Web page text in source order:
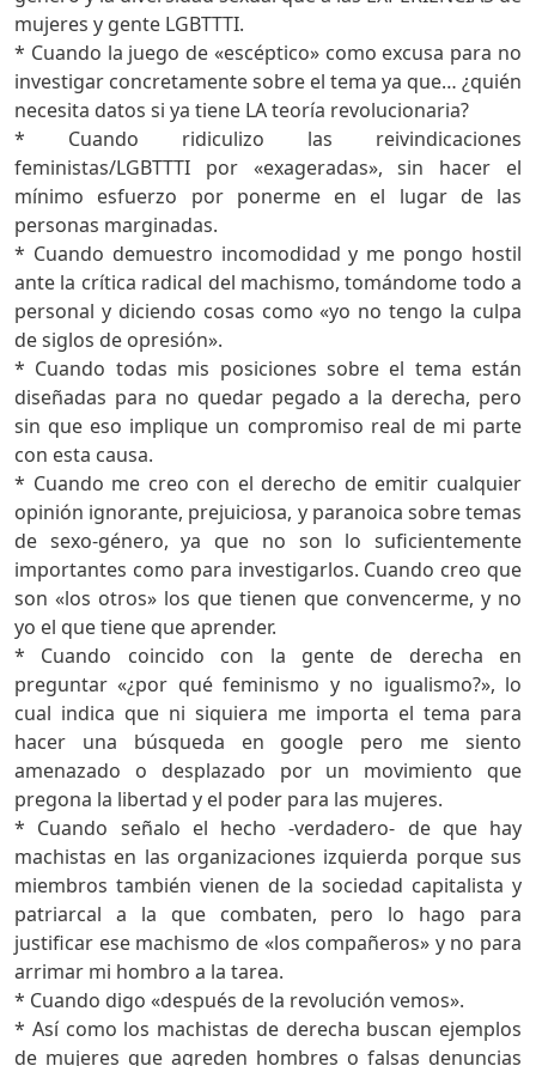
mujeres y gente LGBTTTI.
* Cuando la juego de «escéptico» como excusa para no
investigar concretamente sobre el tema ya que… ¿quién
necesita datos si ya tiene LA teoría revolucionaria?
* Cuando ridiculizo las reivindicaciones
feministas/LGBTTTI por «exageradas», sin hacer el
mínimo esfuerzo por ponerme en el lugar de las
personas marginadas.
* Cuando demuestro incomodidad y me pongo hostil
ante la crítica radical del machismo, tomándome todo a
personal y diciendo cosas como «yo no tengo la culpa
de siglos de opresión».
* Cuando todas mis posiciones sobre el tema están
diseñadas para no quedar pegado a la derecha, pero
sin que eso implique un compromiso real de mi parte
con esta causa.
* Cuando me creo con el derecho de emitir cualquier
opinión ignorante, prejuiciosa, y paranoica sobre temas
de sexo-género, ya que no son lo suficientemente
importantes como para investigarlos. Cuando creo que
son «los otros» los que tienen que convencerme, y no
yo el que tiene que aprender.
* Cuando coincido con la gente de derecha en
preguntar «¿por qué feminismo y no igualismo?», lo
cual indica que ni siquiera me importa el tema para
hacer una búsqueda en google pero me siento
amenazado o desplazado por un movimiento que
pregona la libertad y el poder para las mujeres.
* Cuando señalo el hecho -verdadero- de que hay
machistas en las organizaciones izquierda porque sus
miembros también vienen de la sociedad capitalista y
patriarcal a la que combaten, pero lo hago para
justificar ese machismo de «los compañeros» y no para
arrimar mi hombro a la tarea.
* Cuando digo «después de la revolución vemos».
* Así como los machistas de derecha buscan ejemplos
de mujeres que agreden hombres o falsas denuncias